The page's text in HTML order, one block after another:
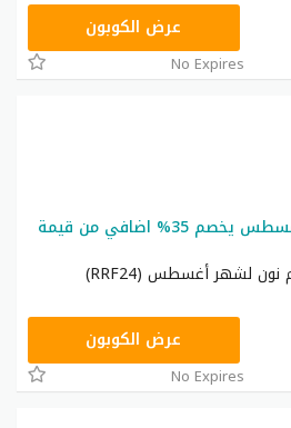
RRF24عرض الكوبون
No Expires
كوبون خصم نون لشهر أغسطس يخصم 35% اضافي من قيمة
احصل الآن على كوبون خصم نون لشهر أغسطس (RRF24)
RRF24عرض الكوبون
No Expires